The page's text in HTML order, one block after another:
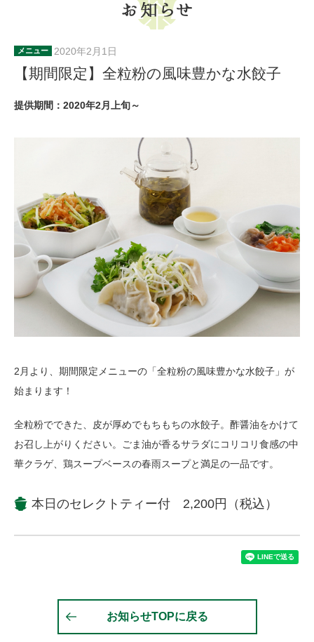
メニュー 2020年2月1日
【期間限定】全粒粉の風味豊かな水餃子
提供期間：2020年2月上旬～
2月より、期間限定メニューの「全粒粉の風味豊かな水餃子」が
始まります！
全粒粉でできた、皮が厚めでもちもちの水餃子。酢醤油をかけて
お召し上がりください。ごま油が香るサラダにコリコリ食感の中
華クラゲ、鶏スープベースの春雨スープと満足の一品です。
本日のセレクトティー付 2,200円（税込）
お知らせTOPに戻る